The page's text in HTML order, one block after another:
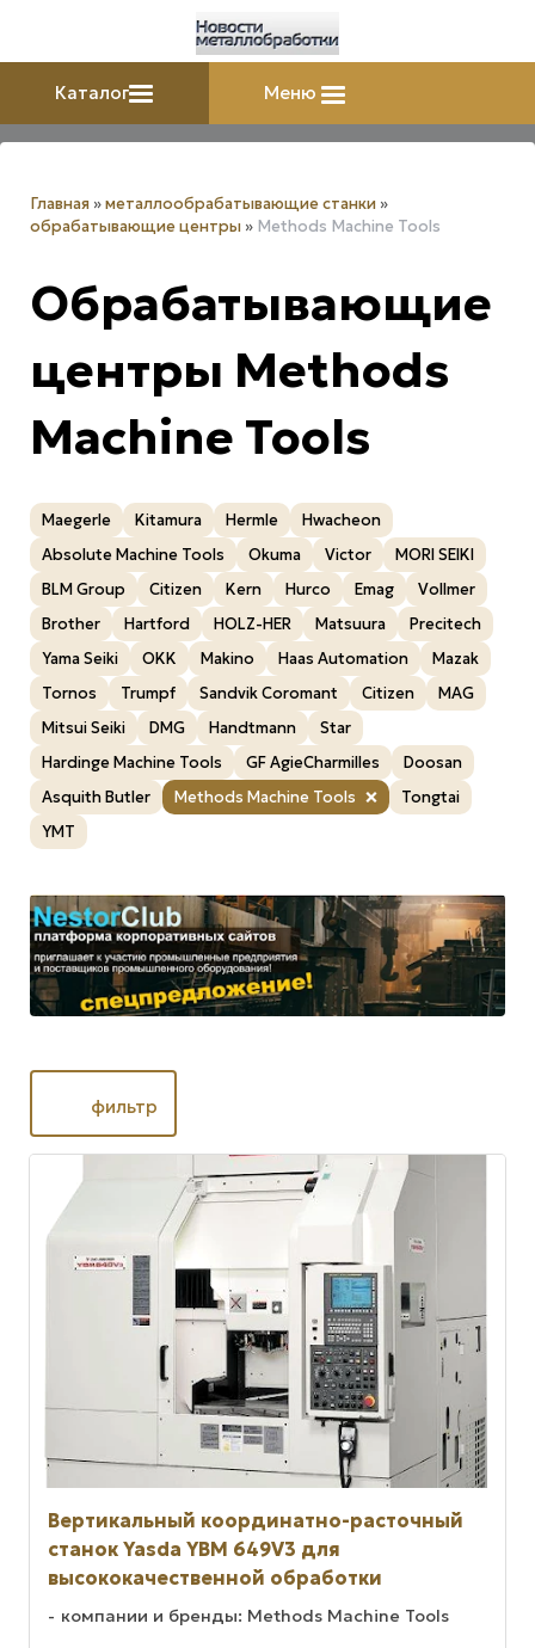
Каталог Меню
Главная »металлообрабатывающие станки »
обрабатывающие центры » Methods Machine Tools
Обрабатывающие
центры Methods
Machine Tools
Maegerle Kitamura Hermle
Hwacheon
Absolute Machine Tools
Okuma Victor
MORI SEIKI
BLM Group
Citizen Kern Нurco Emag
Vollmer
Brother
Hartford HOLZ-HER Matsuura
Precitech
Yama Seiki
OKK Makino Haas Automation
Mazak
Tornos
Trumpf Sandvik Coromant Citizen
MAG
Mitsui Seiki
DMG Handtmann
Star
Hardinge Machine Tools
GF AgieCharmilles
Doosan
Asquith Butler
Methods Machine Tools
Tongtai
YMT
фильтр
Вертикальный координатно-расточный
станок Yasda YBM 649V3 для
высококачественной обработки
компании и бренды: Methods Machine Tools